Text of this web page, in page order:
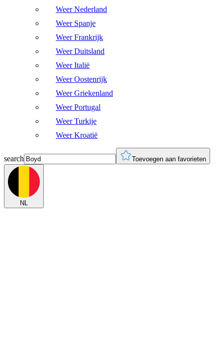
Weer Nederland
Weer Spanje
Weer Frankrijk
Weer Duitsland
Weer Italië
Weer Oostenrijk
Weer Griekenland
Weer Portugal
Weer Turkije
Weer Kroatië
search Toevoegen aan favorieten
NL